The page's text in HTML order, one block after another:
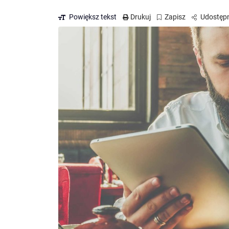
Powiększ tekst Drukuj Zapisz